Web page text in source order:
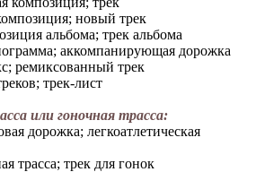
новый трек
альбома; трек альбома
аккомпанирующая дорожка
ремиксованный трек
трек-лист
или гоночная трасса:
дорожка; легкоатлетическая
трасса; трек для гонок